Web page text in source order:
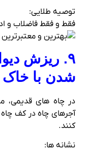
توصیه طلایی:
فقط و فقط فاضلاب و
۹. ریزش
شدن با خاک
در چاه‌ های قدیمی،
آجرهای چاه در کف
کنند.
نشانه‌ ها: